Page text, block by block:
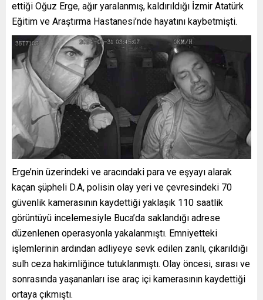
ettiği Oğuz Erge, ağır yaralanmış, kaldırıldığı İzmir Atatürk
Eğitim ve Araştırma Hastanesi’nde hayatını kaybetmişti.
Erge’nin üzerindeki ve aracındaki para ve eşyayı alarak
kaçan şüpheli D.A, polisin olay yeri ve çevresindeki 70
güvenlik kamerasının kaydettiği yaklaşık 110 saatlik
görüntüyü incelemesiyle Buca’da saklandığı adrese
düzenlenen operasyonla yakalanmıştı. Emniyetteki
işlemlerinin ardından adliyeye sevk edilen zanlı, çıkarıldığı
sulh ceza hakimliğince tutuklanmıştı. Olay öncesi, sırası ve
sonrasında yaşananları ise araç içi kamerasının kaydettiği
ortaya çıkmıştı.